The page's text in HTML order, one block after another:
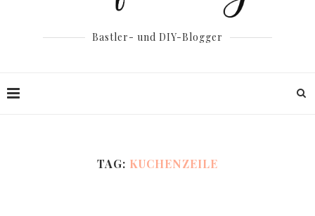
Bastler- und DIY-Blogger
TAG: KUCHENZEILE